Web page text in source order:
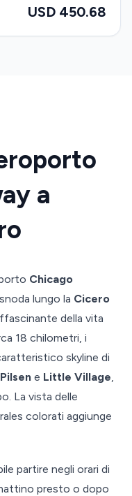
USD 450.68
a
Chicago
lungo la Cicero
della vita
18 chilometri, i
skyline di
Pilsen e Little Village,
La vista delle
colorati aggiunge
partire negli orari di
presto o dopo